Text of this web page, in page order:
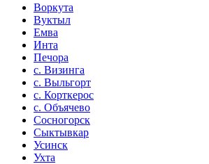
Воркута
Вуктыл
Емва
Инта
Печора
с. Визинга
с. Выльгорт
с. Корткерос
с. Объячево
Сосногорск
Сыктывкар
Усинск
Ухта